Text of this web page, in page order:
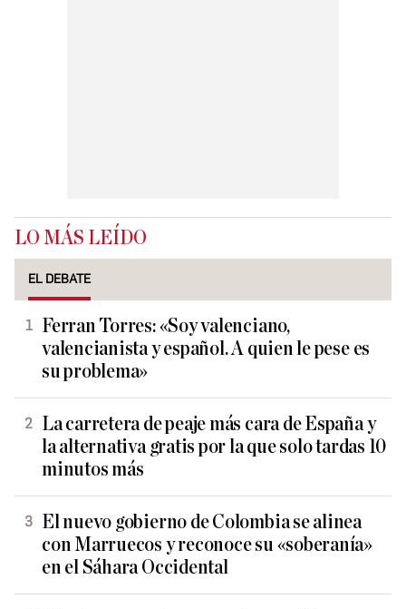
LO MÁS LEÍDO
EL DEBATE
Ferran Torres: «Soy valenciano,
valencianista y español. A quien le pese es
su problema»
La carretera de peaje más cara de España y
la alternativa gratis por la que solo tardas 10
minutos más
El nuevo gobierno de Colombia se alinea
con Marruecos y reconoce su «soberanía»
en el Sáhara Occidental